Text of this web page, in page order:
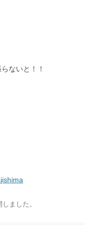
ないと！！
しました。